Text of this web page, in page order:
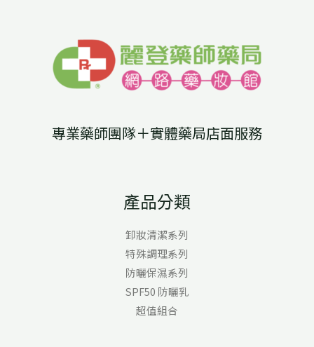
專業藥師團隊＋實體藥局店面服務
產品分類
卸妝清潔系列
特殊調理系列
防曬保濕系列
SPF50 防曬乳
超值組合